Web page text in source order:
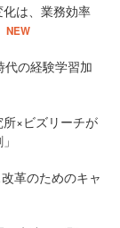
は、業務効率
NEW
の経験学習加
×ビズリーチが
革のためのキャ